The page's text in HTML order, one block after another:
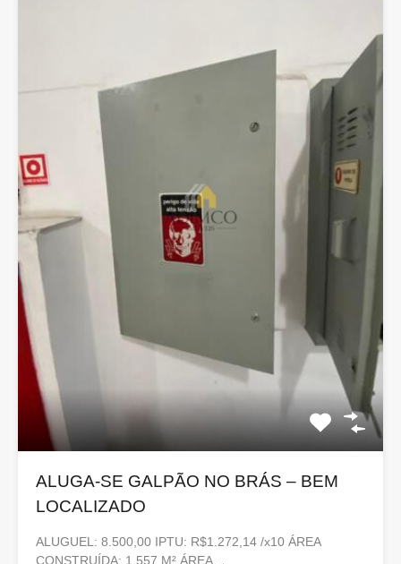
ALUGA-SE GALPÃO NO BRÁS – BEM
LOCALIZADO
ALUGUEL: 8.500,00 IPTU: R$1.272,14 /x10 ÁREA
CONSTRUÍDA: 1.557 M² ÁREA…